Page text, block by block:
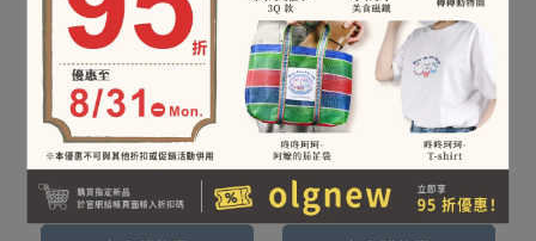
轉轉動物園徽章 - 浣熊款
NT$199
轉轉動物園徽章 - 石虎款
NT$199